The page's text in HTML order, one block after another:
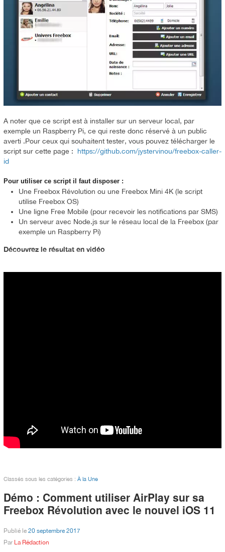
A noter que ce script est à installer sur un serveur local, par
exemple un Raspberry Pi, ce qui reste donc réservé à un public
averti .Pour ceux qui souhaitent tester, vous pouvez télécharger le
script sur cette page : https://github.com/jystervinou/freebox-caller-
id
Pour utiliser ce script il faut disposer :
Une Freebox Révolution ou une Freebox Mini 4K (le script
utilise Freebox OS)
Une ligne Free Mobile (pour recevoir les notifications par SMS)
Un serveur avec Node.js sur le réseau local de la Freebox (par
exemple un Raspberry Pi)
Découvrez le résultat en vidéo
Classés sous les catégories : À la Une
Démo : Comment utiliser AirPlay sur sa
Freebox Révolution avec le nouvel iOS 11
Publié le 20 septembre 2017
Par La Rédaction